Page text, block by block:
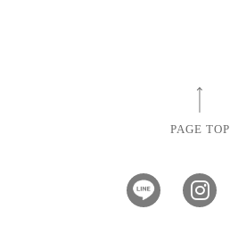
PAGE TOP